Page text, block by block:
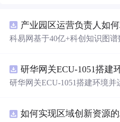
科易网基于40亿+科创知识图
新领域的AI+数智化解决方案
智能化发展。
研华网关ECU-1051搭建环境并